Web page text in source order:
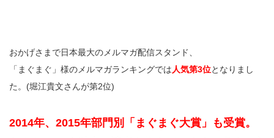
おかげさまで日本最大のメルマガ配信スタンド、
「まぐまぐ」様のメルマガランキングでは人気第3位となりまし
た。(堀江貴文さんが第2位)
2014年、2015年部門別「まぐまぐ大賞」も受賞。